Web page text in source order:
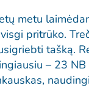
metu
pritrūko.
tašką.
– 23